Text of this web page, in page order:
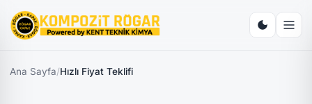
Ana Sayfa/Hızlı Fiyat Teklifi